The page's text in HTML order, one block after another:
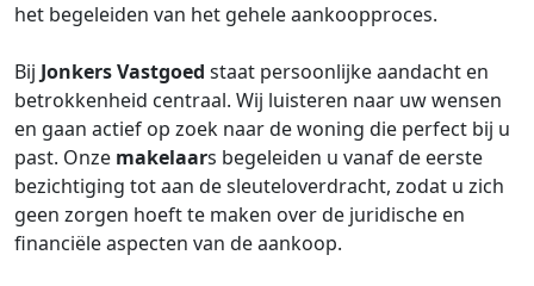
het begeleiden van het gehele aankoopproces.
Bij Jonkers Vastgoed staat persoonlijke aandacht en
betrokkenheid centraal. Wij luisteren naar uw wensen
en gaan actief op zoek naar de woning die perfect bij u
past. Onze makelaars begeleiden u vanaf de eerste
bezichtiging tot aan de sleuteloverdracht, zodat u zich
geen zorgen hoeft te maken over de juridische en
financiële aspecten van de aankoop.